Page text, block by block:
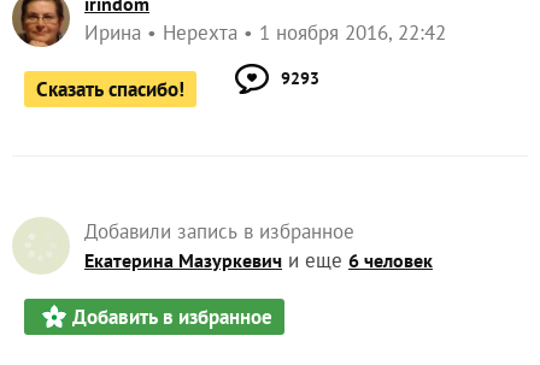
Ирина Нерехта 1 ноября 2016, 22:42
Сказать спасибо! 9293
Добавили запись в избранное
Екатерина Мазуркевич и еще 6 человек
Добавить в избранное